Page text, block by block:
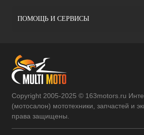
ПОМОЩЬ И СЕРВИСЫ
Copyright 2005-2025 © 163motors.ru
(мотосалон) мототехники, запчастей и
права защищены.